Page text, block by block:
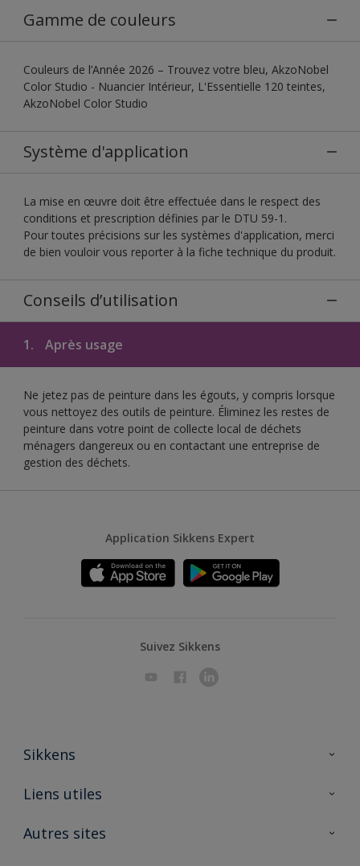
Gamme de couleurs
Couleurs de l’Année 2026 – Trouvez votre bleu, AkzoNobel
Color Studio - Nuancier Intérieur, L'Essentielle 120 teintes,
AkzoNobel Color Studio
Système d'application
La mise en œuvre doit être effectuée dans le respect des
conditions et prescription définies par le DTU 59-1.
Pour toutes précisions sur les systèmes d'application, merci
de bien vouloir vous reporter à la fiche technique du produit.
Conseils d’utilisation
1. Après usage
Ne jetez pas de peinture dans les égouts, y compris lorsque
vous nettoyez des outils de peinture. Éliminez les restes de
peinture dans votre point de collecte local de déchets
ménagers dangereux ou en contactant une entreprise de
gestion des déchets.
Application Sikkens Expert
Suivez Sikkens
Sikkens
A propos de Sikkens
Liens utiles
Ouvrir un magasin PASS
Autres sites